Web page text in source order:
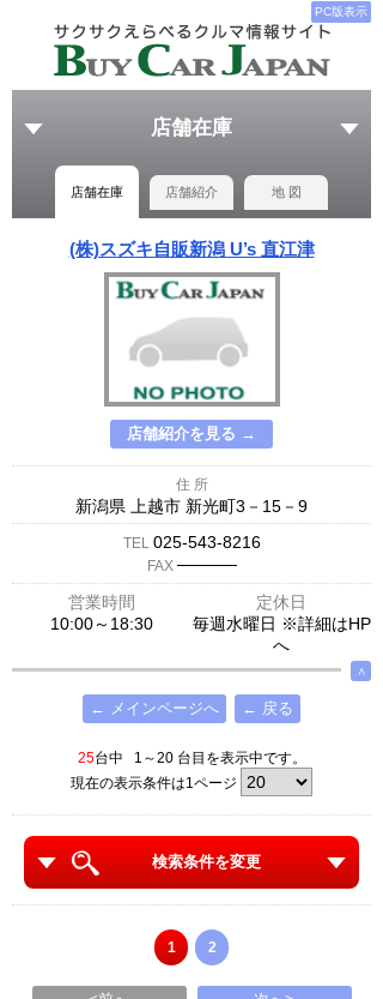
PC版表示
店舗在庫
店舗在庫 店舗紹介 地 図
(株)スズキ自販新潟 U’s 直江津
店舗紹介を見る →
住 所
新潟県 上越市 新光町3－15－9
TEL 025-543-8216
FAX ─────
営業時間
定休日
10:00～18:30
毎週水曜日 ※詳細はHP
へ
∧
← メインページへ ← 戻る
25台中 1～20 台目を表示中です。
現在の表示条件は1ページ
検索条件を変更
1 2